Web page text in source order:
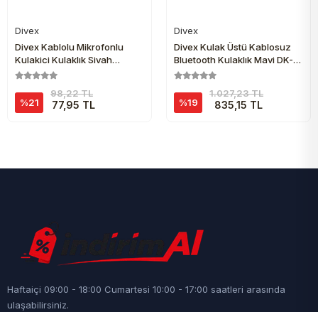
Divex
Divex Kablolu Mikrofonlu
Kulakiçi Kulaklık Siyah
Earphones DH-262
%21
98,22 TL
77,95 TL
Sepete Ekle
Divex
Divex Kulak Üstü Kablosuz
Bluetooth Kulaklık Mavi DK-
714
%19
1.027,23 TL
835,15 TL
Haftaiçi 09:00 - 18:00 Cumartesi 10:00 - 17:00 saatleri arasında
ulaşabilirsiniz.